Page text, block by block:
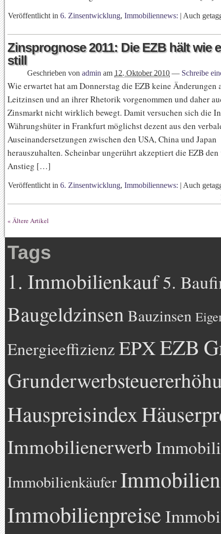
Veröffentlicht in 6. Zinsentwicklung, Immobiliennews: | Auch
Zinsprognose 2011: Die EZB hält wie
still
Geschrieben von admin am 12. Oktober 2010 — Schreibe
Wie erwartet hat am Donnerstag die EZB keine Änderungen
Leitzinsen und an ihrer Rhetorik vorgenommen und daher
Zinsmarkt nicht wirklich bewegt. Damit versuchen sich die
Währungshüter in Frankfurt möglichst dezent aus den
Auseinandersetzungen zwischen den USA, China und Japan
herauszuhalten. Scheinbar ungerührt akzeptiert die EZB den
Anstieg […]
Veröffentlicht in 6. Zinsentwicklung, Immobiliennews: | Auch
« Ältere Artikel
Tags
1. Immobilienkauf5.
BaugeldzinsenBauzinsen
Energieeffizienz EPXEZB
Hauspreisindex
Immobilienerwerb
Immobilienkäufer
Immobilienpreise